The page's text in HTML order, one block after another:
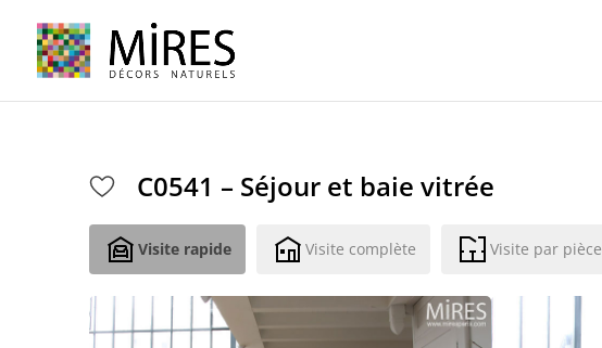
C0541 – Séjour et baie vitrée
Visite rapide Visite complète Visite par pièce